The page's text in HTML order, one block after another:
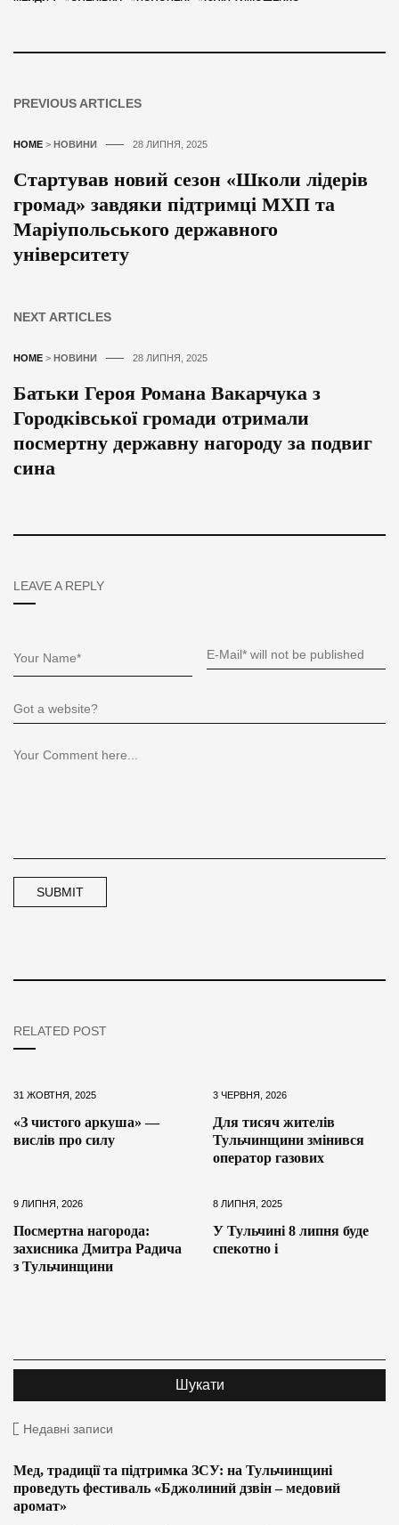
PREVIOUS ARTICLES
HOME > НОВИНИ 28 ЛИПНЯ, 2025
Стартував новий сезон «Школи лідерів
громад» завдяки підтримці МХП та
Маріупольського державного
університету
NEXT ARTICLES
HOME > НОВИНИ 28 ЛИПНЯ, 2025
Батьки Героя Романа Вакарчука з
Городківської громади отримали
посмертну державну нагороду за подвиг
сина
LEAVE A REPLY
RELATED POST
31 ЖОВТНЯ, 2025
«З чистого аркуша» —
вислів про силу
3 ЧЕРВНЯ, 2026
Для тисяч жителів
Тульчинщини змінився
оператор газових
9 ЛИПНЯ, 2026
Посмертна нагорода:
захисника Дмитра Радича
з Тульчинщини
8 ЛИПНЯ, 2025
У Тульчині 8 липня буде
спекотно і
Недавні записи
Мед, традиції та підтримка ЗСУ: на Тульчинщині
проведуть фестиваль «Бджолиний дзвін – медовий
аромат»